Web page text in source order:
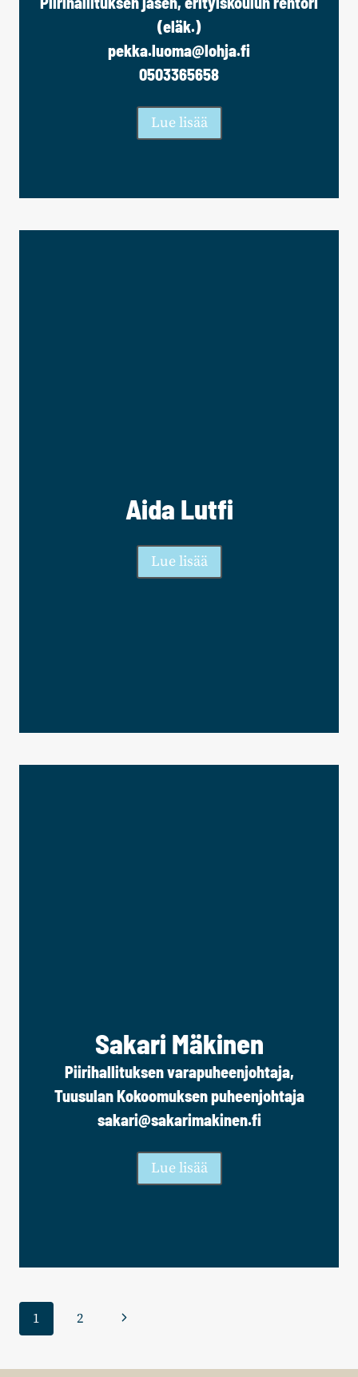
(eläk.)
pekka.luoma@lohja.fi
0503365658
Lue lisää
Aida Lutfi
Lue lisää
Sakari Mäkinen
Piirihallituksen varapuheenjohtaja,
Tuusulan Kokoomuksen puheenjohtaja
sakari@sakarimakinen.fi
Lue lisää
Sivunavigointi
1 2
Seuraava